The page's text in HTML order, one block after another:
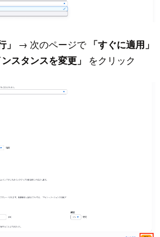
」 → 次のページで 「すぐに適用」
ンスタンスを変更」 をクリック